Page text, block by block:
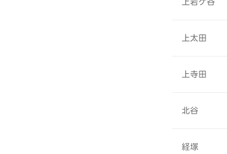
上太田
上寺田
北谷
経塚